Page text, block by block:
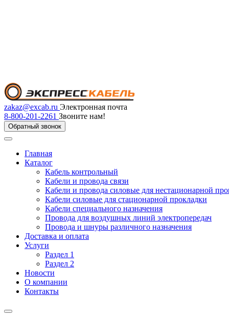
zakaz@excab.ru Электронная почта
8-800-201-2261 Звоните нам!
Обратный звонок
Главная
Каталог
Кабель контрольный
Кабели и провода связи
Кабели и провода силовые для нестационарной
Кабели силовые для стационарной прокладки
Кабели специального назначения
Провода для воздушных линий электропередач
Провода и шнуры различного назначения
Доставка и оплата
Услуги
Раздел 1
Раздел 2
Новости
О компании
Контакты